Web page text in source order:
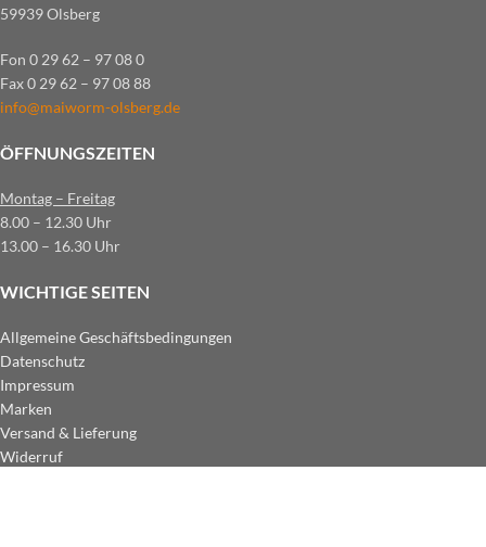
59939 Olsberg
Fon 0 29 62 – 97 08 0
Fax 0 29 62 – 97 08 88
info@maiworm-olsberg.de
ÖFFNUNGSZEITEN
Montag – Freitag
8.00 – 12.30 Uhr
13.00 – 16.30 Uhr
WICHTIGE SEITEN
Allgemeine Geschäftsbedingungen
Datenschutz
Impressum
Marken
Versand & Lieferung
Widerruf